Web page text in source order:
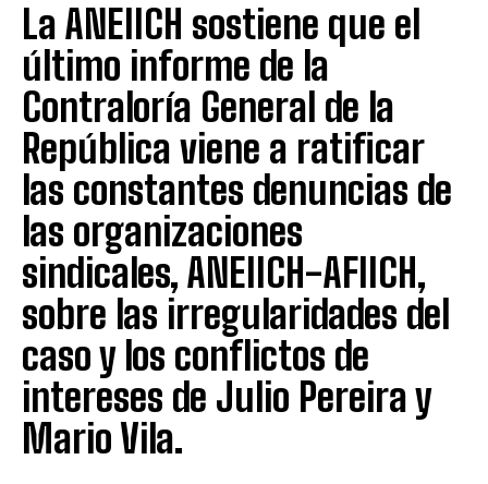
La ANEIICH sostiene que el
último informe de la
Contraloría General de la
República viene a ratificar
las constantes denuncias de
las organizaciones
sindicales, ANEIICH-AFIICH,
sobre las irregularidades del
caso y los conflictos de
intereses de Julio Pereira y
Mario Vila.